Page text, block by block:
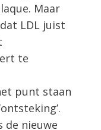
Maar
LDL juist
te
punt staan
de nieuwe